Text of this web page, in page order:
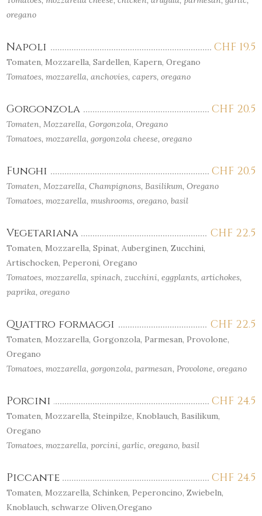
oregano
CHF 19.5
Napoli
Tomaten, Mozzarella, Sardellen, Kapern, Oregano
Tomatoes, mozzarella, anchovies, capers, oregano
CHF 20.5
Gorgonzola
Tomaten, Mozzarella, Gorgonzola, Oregano
Tomatoes, mozzarella, gorgonzola cheese, oregano
CHF 20.5
Funghi
Tomaten, Mozzarella, Champignons, Basilikum, Oregano
Tomatoes, mozzarella, mushrooms, oregano, basil
CHF 22.5
Vegetariana
Tomaten, Mozzarella, Spinat, Auberginen, Zucchini,
Artischocken, Peperoni, Oregano
Tomatoes, mozzarella, spinach, zucchini, eggplants, artichokes,
paprika, oregano
CHF 22.5
Quattro formaggi
Tomaten, Mozzarella, Gorgonzola, Parmesan, Provolone,
Oregano
Tomatoes, mozzarella, gorgonzola, parmesan, Provolone, oregano
CHF 24.5
Porcini
Tomaten, Mozzarella, Steinpilze, Knoblauch, Basilikum,
Oregano
Tomatoes, mozzarella, porcini, garlic, oregano, basil
CHF 24.5
Piccante
Tomaten, Mozzarella, Schinken, Peperoncino, Zwiebeln,
Knoblauch, schwarze Oliven,Oregano